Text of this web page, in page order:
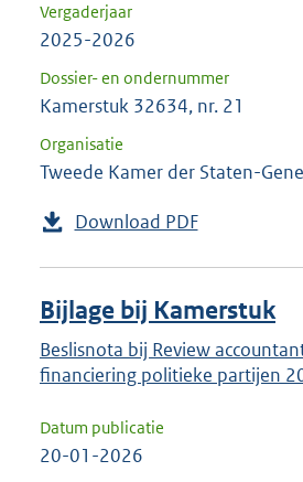
Vergaderjaar
2025-2026
Dossier- en ondernummer
Kamerstuk 32634, nr. 21
Organisatie
Tweede Kamer der Staten-
Download PDF
Bijlage bij Kamerstuk
Beslisnota bij Review
financiering politieke partijen
Datum publicatie
20-01-2026